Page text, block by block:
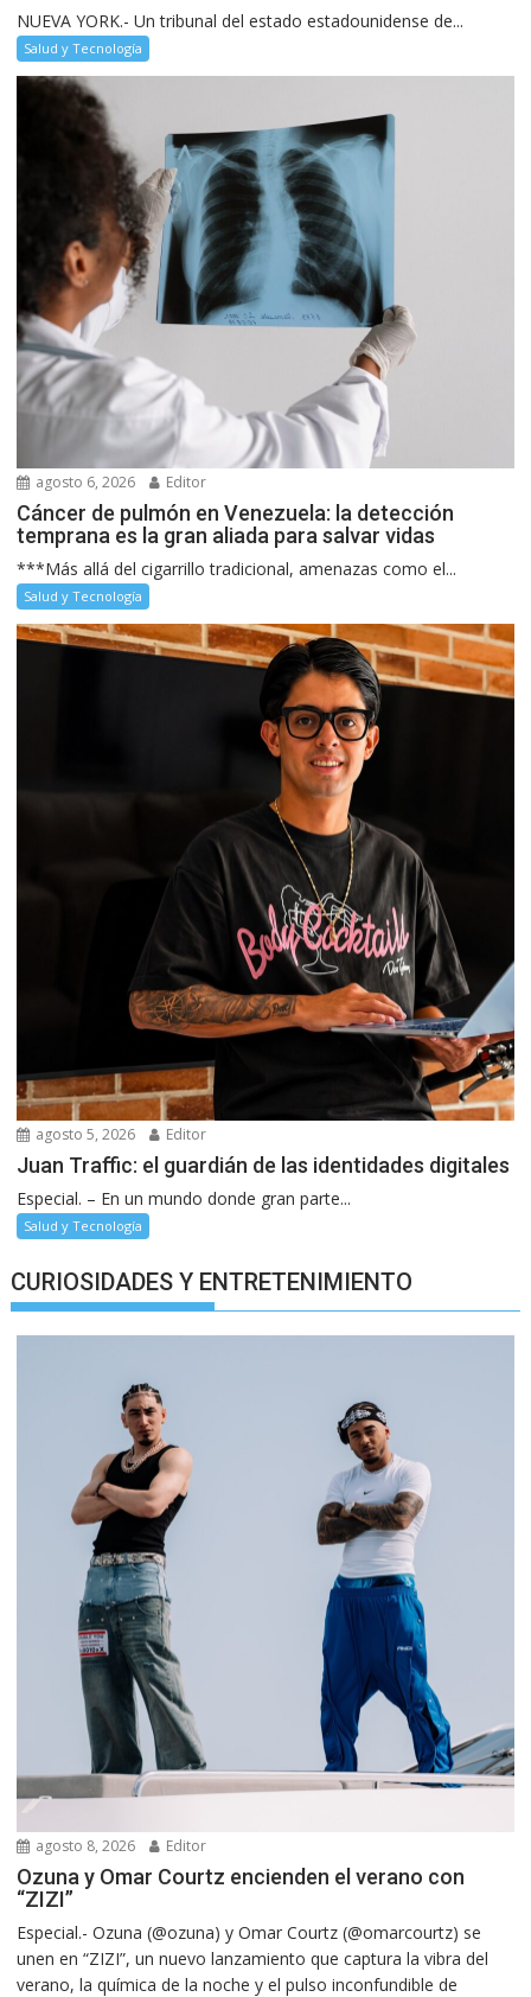
NUEVA YORK.- Un tribunal del estado estadounidense de...
Salud y Tecnología
agosto 6, 2026 Editor
Cáncer de pulmón en Venezuela: la detección
temprana es la gran aliada para salvar vidas
***Más allá del cigarrillo tradicional, amenazas como el...
Salud y Tecnología
agosto 5, 2026 Editor
Juan Traffic: el guardián de las identidades digitales
Especial. – En un mundo donde gran parte...
Salud y Tecnología
CURIOSIDADES Y ENTRETENIMIENTO
agosto 8, 2026 Editor
Ozuna y Omar Courtz encienden el verano con
“ZIZI”
Especial.- Ozuna (@ozuna) y Omar Courtz (@omarcourtz) se
unen en “ZIZI”, un nuevo lanzamiento que captura la vibra del
verano, la química de la noche y el pulso inconfundible de